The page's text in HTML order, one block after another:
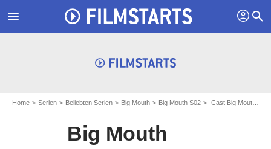
menu profil search
Home Serien Beliebten Serien Big Mouth Big Mouth S02 Cast Big Mouth S02
Big Mouth